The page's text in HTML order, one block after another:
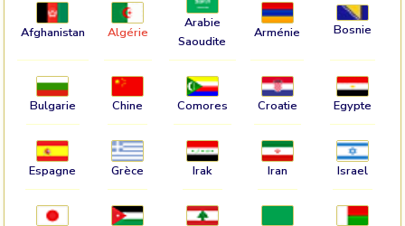
Afghanistan Algérie
Arabie
Saoudite
Arménie Bosnie
Bulgarie Chine Comores Croatie Egypte
Espagne Grèce Irak Iran Israel